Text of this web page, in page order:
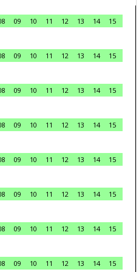
09 10 11 12 13 14
15
09 10 11 12 13 14
15
09 10 11 12 13 14
15
09 10 11 12 13 14
15
09 10 11 12 13 14
15
09 10 11 12 13 14
15
09 10 11 12 13 14
15
09 10 11 12 13 14
15